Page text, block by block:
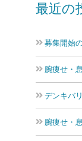
最近の
募集開始
腕痩せ・
デンキバ
腕痩せ・